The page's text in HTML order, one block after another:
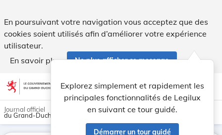
En poursuivant votre navigation vous acceptez que des
cookies soient utilisés afin d’améliorer votre expérience
utilisateur.
En savoir plus
Ne plus afficher ce message
Aller au contenu account_circle help Aide
Explorez simplement et rapidement les
principales fonctionnalités de Legilux
en suivant ce tour guidé.
Démarrer un tour guidé
light_mode dark_mode
Journal officiel
du Grand-Duché de Luxembourg